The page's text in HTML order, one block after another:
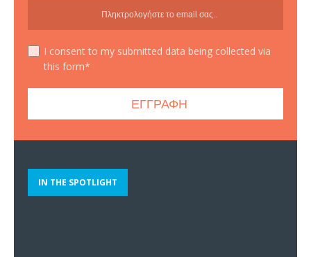
I consent to my submitted data being collected via
this form*
IN THE SPOTLIGHT